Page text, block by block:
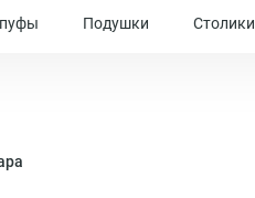
Подушки Столики